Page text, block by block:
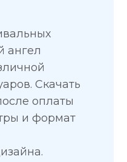
ангел
Скачать
оплаты
и формат